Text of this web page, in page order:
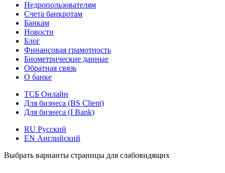
Недропользователям
Счета банкротам
Банкам
Новости
Блог
Финансовая грамотность
Биометрические данные
Обратная связь
О банке
ТСБ Онлайн
Для бизнеса (BS Client)
Для бизнеса (I Bank)
RU Русский
EN Английский
Выбрать варианты страницы для слабовидящих